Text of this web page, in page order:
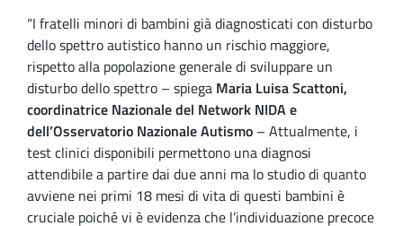
“I fratelli minori di bambini già diagnosticati con disturbo
dello spettro autistico hanno un rischio maggiore,
rispetto alla popolazione generale di sviluppare un
disturbo dello spettro – spiega Maria Luisa Scattoni,
coordinatrice Nazionale del Network NIDA e
dell’Osservatorio Nazionale Autismo – Attualmente, i
test clinici disponibili permettono una diagnosi
attendibile a partire dai due anni ma lo studio di quanto
avviene nei primi 18 mesi di vita di questi bambini è
cruciale poiché vi è evidenza che l’individuazione precoce